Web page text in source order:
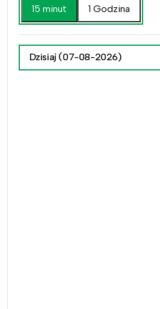
15 minut
1 Godzina
Dzisiaj (07-08-2026)